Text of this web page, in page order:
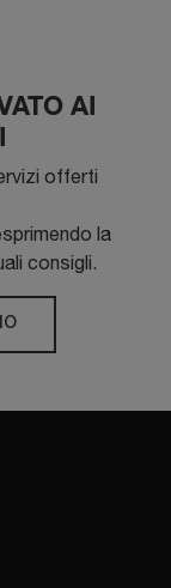
AI
offerti
la
consigli.